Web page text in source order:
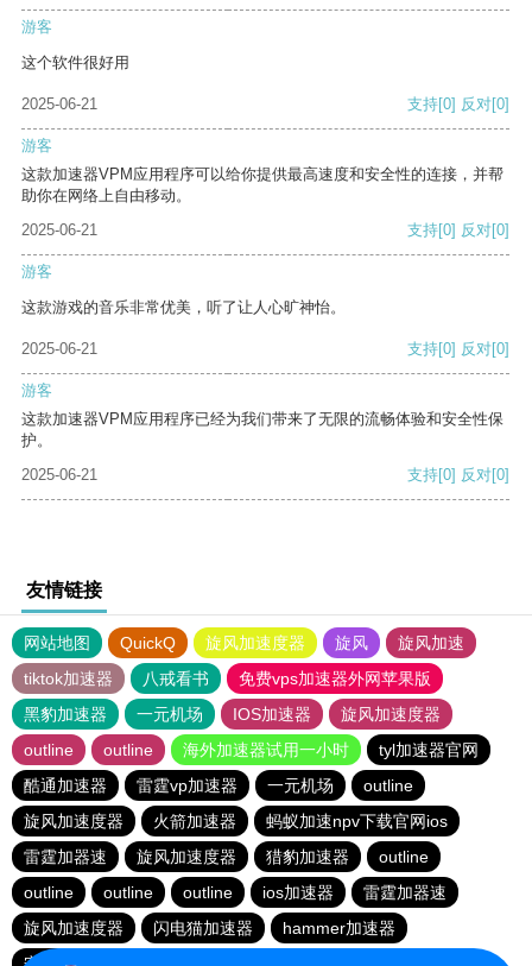
游客
这个软件很好用
2025-06-21 支持[0] 反对[0]
游客
这款加速器VPM应用程序可以给你提供最高速度和安全性的连接，并帮
助你在网络上自由移动。
2025-06-21
支持[0] 反对[0]
游客
这款游戏的音乐非常优美，听了让人心旷神怡。
2025-06-21 支持[0] 反对[0]
游客
这款加速器VPM应用程序已经为我们带来了无限的流畅体验和安全性保
护。
2025-06-21
支持[0] 反对[0]
友情链接
网站地图 QuickQ 旋风加速度器 旋风
旋风加速
tiktok加速器
八戒看书
免费vps加速器外网苹果版
黑豹加速器
一元机场 IOS加速器
旋风加速度器
outline
outline 海外加速器试用一小时
tyl加速器官网
酷通加速器
雷霆vp加速器 一元机场
outline
旋风加速度器
火箭加速器
蚂蚁加速npv下载官网ios
雷霆加器速
旋风加速度器 猎豹加速器
outline
outline
outline outline ios加速器
雷霆加器速
旋风加速度器
闪电猫加速器
hammer加速器